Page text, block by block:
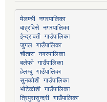
मेलम्ची नगरपालिका
बाह्रविसे नगरपालिका
ईन्द्रावती गाउँपालिका
जुगल गाउँपालिका
चौतारा नगरपालिका
बलेफी गाउँपालिका
हेलम्बु गाउँपालिका
सुनकोशी गाउँपालिका
भोटेकोशी गाउँपालिका
त्रिपुरासुन्दरी गाउँपालिका